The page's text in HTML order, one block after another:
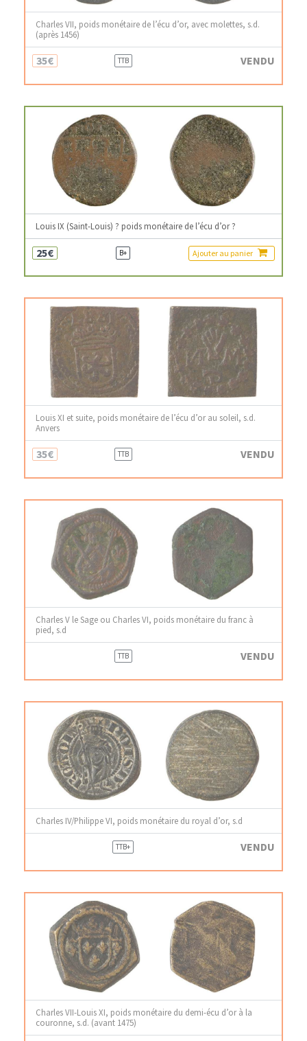
Charles VII, poids monétaire de l’écu d’or, avec molettes, s.d.
(après 1456)
35€ TTB VENDU
Louis IX (Saint-Louis) ? poids monétaire de l’écu d’or ?
25€ B+ Ajouter au panier
Louis XI et suite, poids monétaire de l’écu d’or au soleil, s.d.
Anvers
35€ TTB VENDU
Charles V le Sage ou Charles VI, poids monétaire du franc à
pied, s.d
TTB VENDU
Charles IV/Philippe VI, poids monétaire du royal d’or, s.d
TTB+ VENDU
Charles VII-Louis XI, poids monétaire du demi-écu d’or à la
couronne, s.d. (avant 1475)